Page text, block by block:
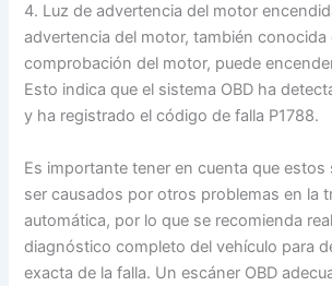
4. Luz de advertencia del motor
advertencia del motor, también conocida
comprobación del motor, puede
Esto indica que el sistema OBD ha
y ha registrado el código de falla P1788.
Es importante tener en cuenta que estos
ser causados por otros problemas en la
automática, por lo que se recomienda
diagnóstico completo del vehículo para
exacta de la falla. Un escáner OBD